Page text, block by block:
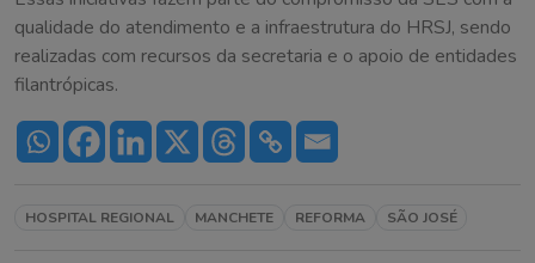
qualidade do atendimento e a infraestrutura do HRSJ, sendo
realizadas com recursos da secretaria e o apoio de entidades
filantrópicas.
HOSPITAL REGIONAL MANCHETE REFORMA SÃO JOSÉ